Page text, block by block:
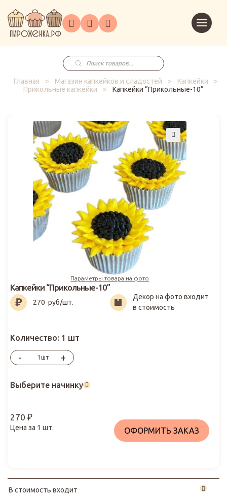
ГлавнаяКаталог
на
заказ
Праздники
Корпоративным
клиентам
в
корзину
Поиск
товаров
Главная
> Магазин капкейков и сладостей > Капкейки
>
Прикольные капкейки
> Капкейки “Прикольные-10”
Параметры товара на фото
270₽
Капкейки “Прикольные-10”
270 руб/шт.
Декор на фото входит
в стоимость
Количество: 1 шт
- шт +
Выберите начинку
270 ₽
Цена за 1 шт. ОФОРМИТЬ ЗАКАЗ
В стоимость входит